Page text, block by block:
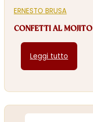
ERNESTO BRUSA
CONFETTI AL MOJITO
Leggi tutto